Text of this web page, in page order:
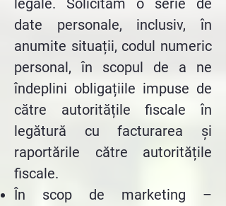
date personale, inclusiv, în
anumite situații, codul numeric
personal, în scopul de a ne
îndeplini obligațiile impuse de
către autoritățile fiscale în
legătură cu facturarea și
raportările către autoritățile
fiscale.
În scop de marketing –